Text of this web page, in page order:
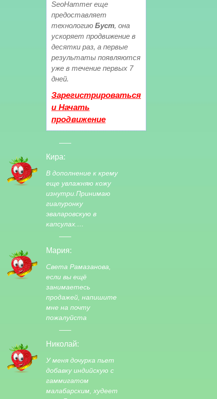
SeoHammer еще
предоставляет
технологию Буст, она
ускоряет продвижение в
десятки раз, а первые
результаты появляются
уже в течение первых 7
дней.
Зарегистрироваться
и Начать
продвижение
Кира:
В дополнение к крему
еще увлажняю кожу
изнутри.Принимаю
гиалуронку
эваларовскую в
капсулах.…
Мария:
Света Рамазанова,
если вы ещё
занимаетесь
продажей, напишите
мне на почту
пожалуйста
Николай:
У меня дочурка пьет
добавку индийскую с
гаммигатом
малабарским, худеет